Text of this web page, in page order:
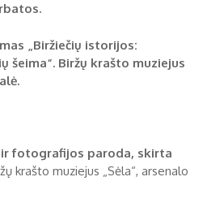
19
26 27 28
„Biržiečių istorijos:
šeima“. Biržų krašto muziejus
fotografijos paroda, skirta
krašto muziejus „Sėla“, arsenalo